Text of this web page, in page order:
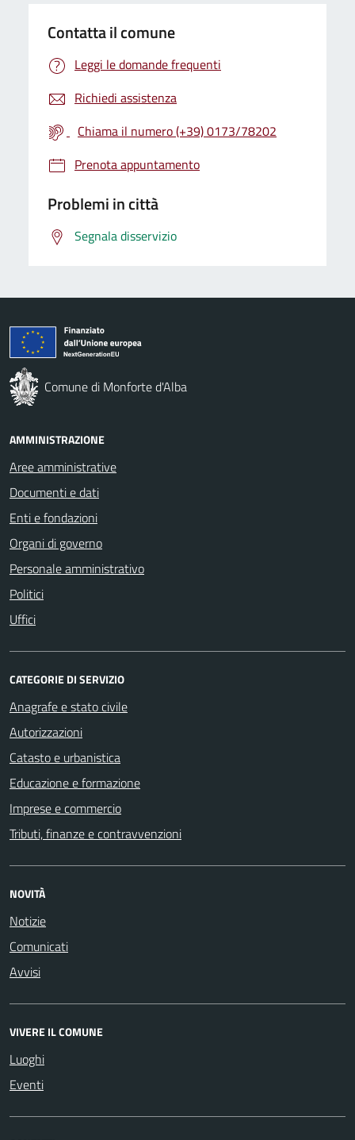
Contatta il comune
Leggi le domande frequenti
Richiedi assistenza
Chiama il numero (+39) 0173/78202
Prenota appuntamento
Problemi in città
Segnala disservizio
Comune di Monforte d'Alba
AMMINISTRAZIONE
Aree amministrative
Documenti e dati
Enti e fondazioni
Organi di governo
Personale amministrativo
Politici
Uffici
CATEGORIE DI SERVIZIO
Anagrafe e stato civile
Autorizzazioni
Catasto e urbanistica
Educazione e formazione
Imprese e commercio
Tributi, finanze e contravvenzioni
NOVITÀ
Notizie
Comunicati
Avvisi
VIVERE IL COMUNE
Luoghi
Eventi